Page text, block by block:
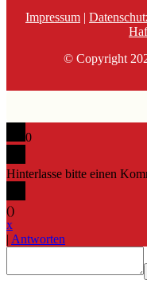
Impressum |
© Copyright
0
Hinterlasse bitte einen
()
x
| Antworten